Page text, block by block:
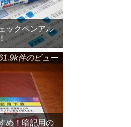
ックペンアル
め！暗記用の
件のビュー